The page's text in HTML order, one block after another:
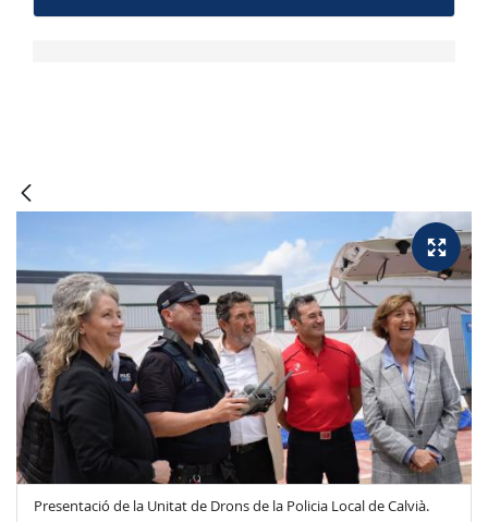
Presentació de la Unitat de Drons de la Policia Local de Calvià.